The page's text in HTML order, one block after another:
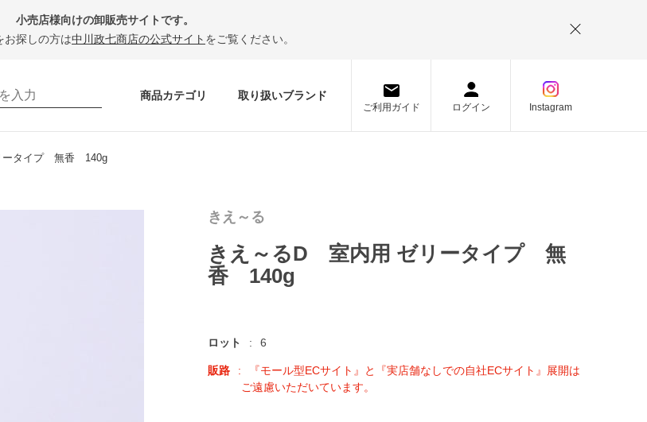
小売店様向けの卸販売サイトです。
お探しの方は中川政七商店の公式サイト をご覧ください。
商品カテゴリ 取り扱いブランド
ご利用ガイド ログイン Instagram
ータイプ 無香 140g
きえ～る
きえ～るD 室内用 ゼリータイプ 無
香 140g
ロット 6
販路
『モール型ECサイト』と『実店舗なしでの自社ECサイト』展開は
ご遠慮いただいています。